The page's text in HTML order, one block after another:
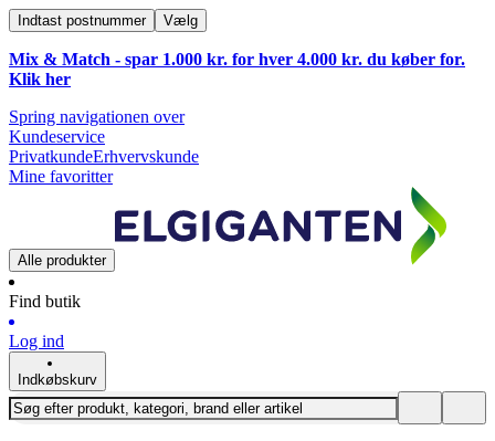
Indtast postnummer Vælg
Mix & Match - spar 1.000 kr. for hver 4.000 kr. du køber for.
Klik her
Spring navigationen over
Kundeservice
PrivatkundeErhvervskunde
Mine favoritter
Alle produkter
Find butik
Log ind
Indkøbskurv